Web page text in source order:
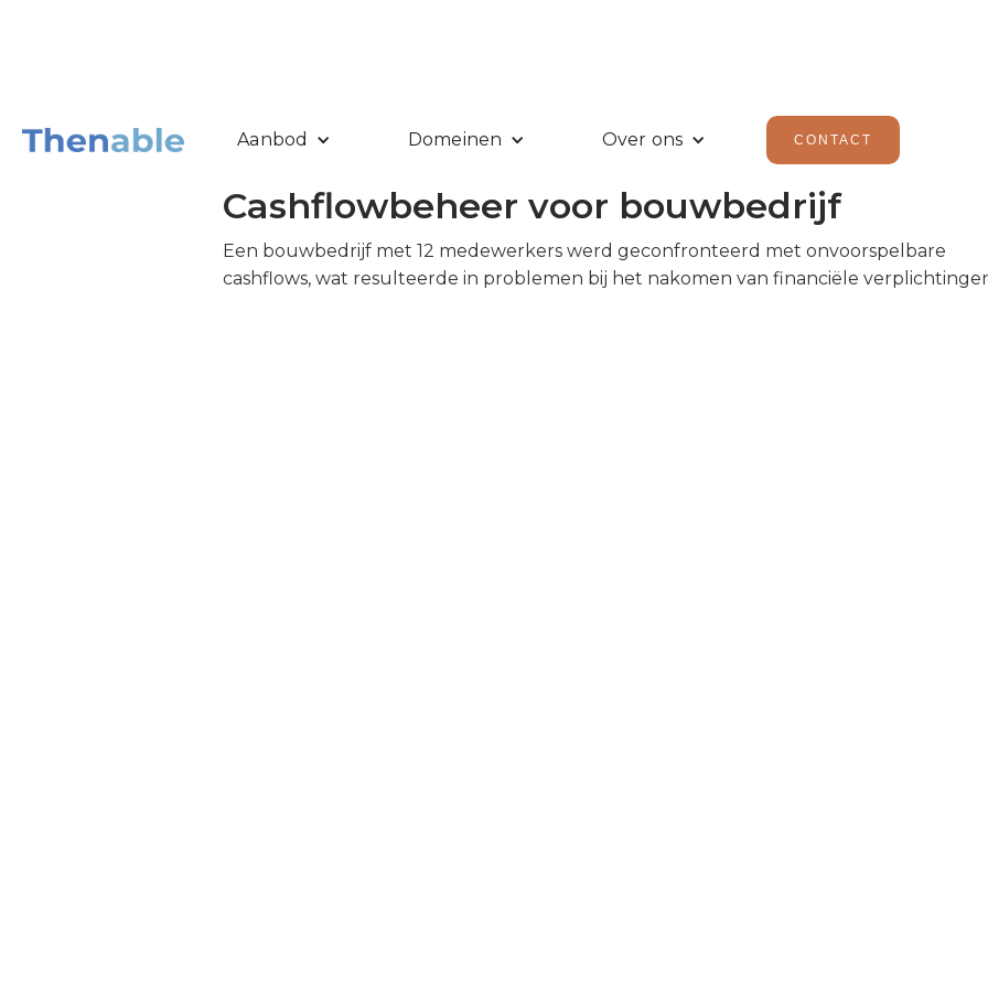
Aanbod Domeinen Over ons CONTACT
INSPIRERENDE CASE/
Cashflowbeheer voor bouwbedrijf
Een bouwbedrijf met 12 medewerkers werd geconfronteerd met onvoorspelbare
cashflows, wat resulteerde in problemen bij het nakomen van financiële